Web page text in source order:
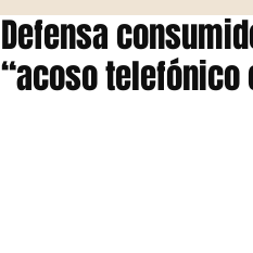
Defensa
“acoso